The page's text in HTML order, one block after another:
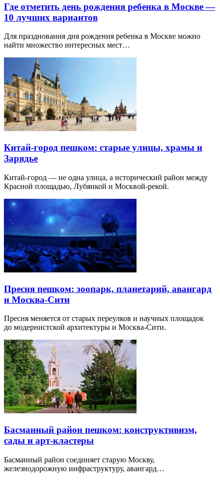
Где отметить день рождения ребенка в Москве —
10 лучших вариантов
Для празднования дня рождения ребенка в Москве можно
найти множество интересных мест…
Китай-город пешком: старые улицы, храмы и
Зарядье
Китай-город — не одна улица, а исторический район между
Красной площадью, Лубянкой и Москвой-рекой.
Пресня пешком: зоопарк, планетарий, авангард
и Москва-Сити
Пресня меняется от старых переулков и научных площадок
до модернистской архитектуры и Москва-Сити.
Басманный район пешком: конструктивизм,
сады и арт-кластеры
Басманный район соединяет старую Москву,
железнодорожную инфраструктуру, авангард…